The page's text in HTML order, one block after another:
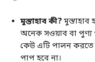
মুস্তাহাব কী?
অনেক সওয়াব বা পুণ্য
কেউ এটি পালন করতে
পাপ হবে না।